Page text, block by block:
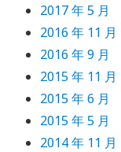
2017 年 5 月
2016 年 11 月
2016 年 9 月
2015 年 11 月
2015 年 6 月
2015 年 5 月
2014 年 11 月